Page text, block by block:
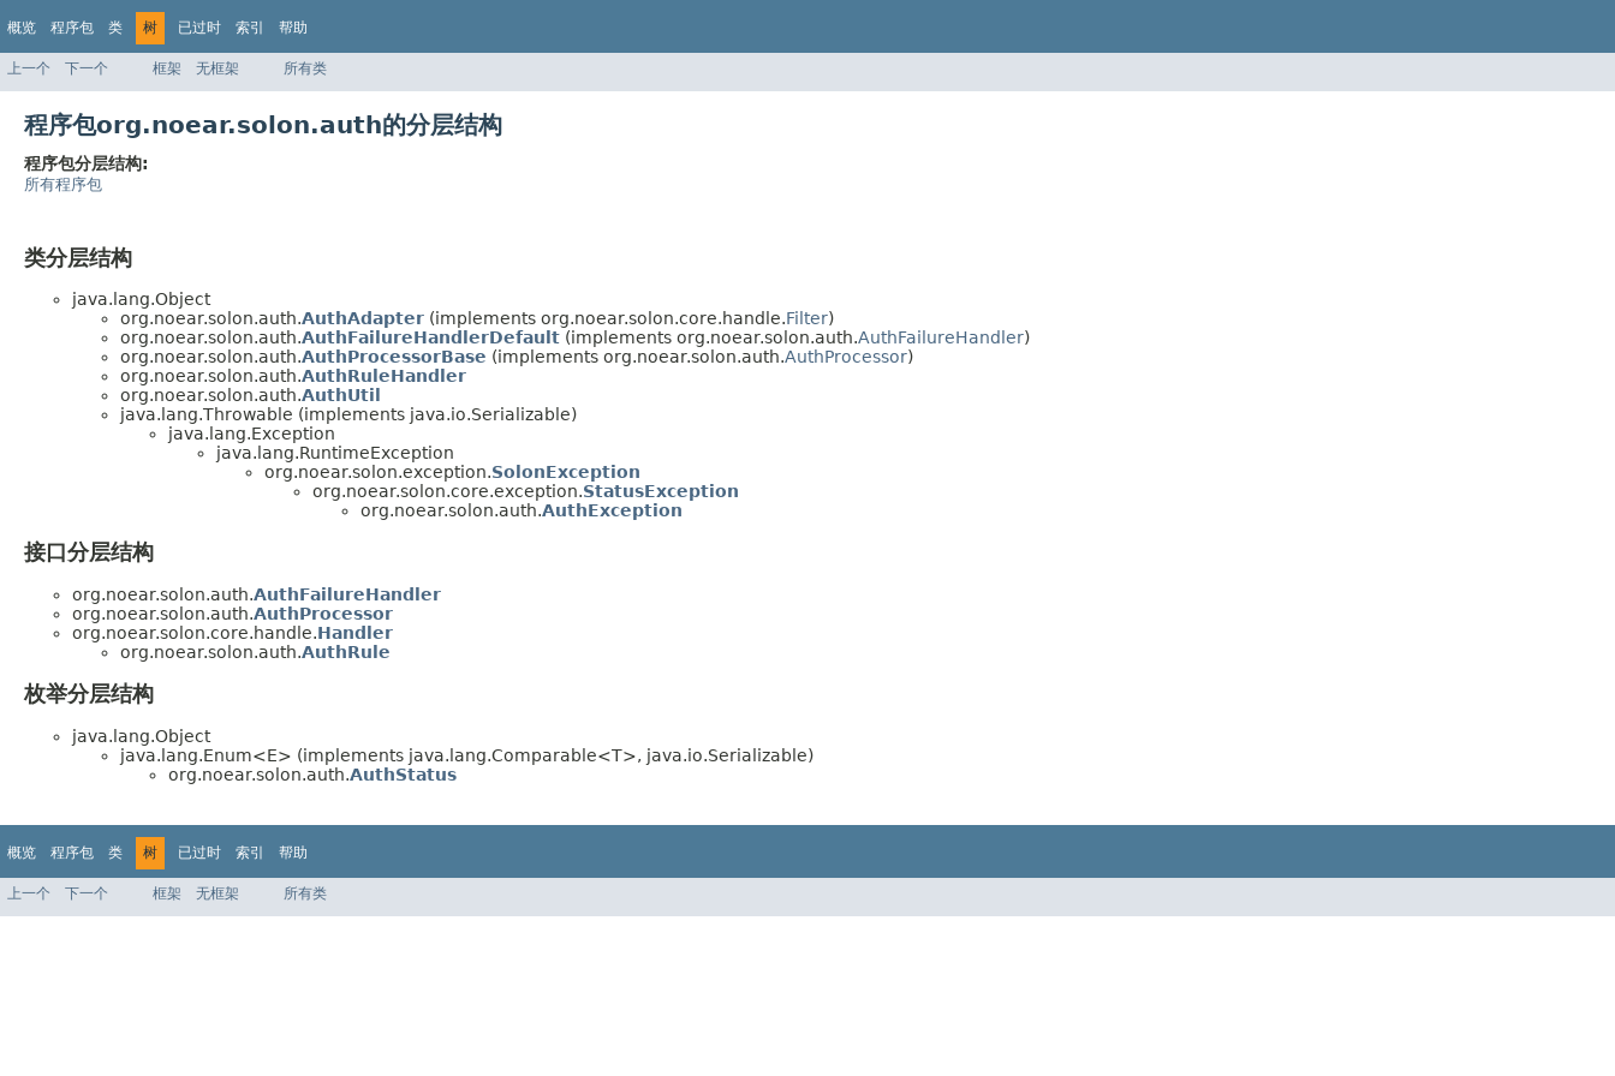
概览 程序包 类 树 已过时 索引 帮助
上一个 下一个 框架 无框架 所有类
程序包org.noear.solon.auth的分层结构
程序包分层结构:
所有程序包
类分层结构
java.lang.Object
org.noear.solon.auth.AuthAdapter (implements org.noear.solon.core.handle.Filter)
org.noear.solon.auth.AuthFailureHandlerDefault (implements org.noear.solon.auth.AuthFailureHandler)
org.noear.solon.auth.AuthProcessorBase (implements org.noear.solon.auth.AuthProcessor)
org.noear.solon.auth.AuthRuleHandler
org.noear.solon.auth.AuthUtil
java.lang.Throwable (implements java.io.Serializable)
java.lang.Exception
java.lang.RuntimeException
org.noear.solon.exception.SolonException
org.noear.solon.core.exception.StatusException
org.noear.solon.auth.AuthException
接口分层结构
org.noear.solon.auth.AuthFailureHandler
org.noear.solon.auth.AuthProcessor
org.noear.solon.core.handle.Handler
org.noear.solon.auth.AuthRule
枚举分层结构
java.lang.Object
java.lang.Enum<E> (implements java.lang.Comparable<T>, java.io.Serializable)
org.noear.solon.auth.AuthStatus
概览 程序包 类 树 已过时 索引 帮助
上一个 下一个 框架 无框架 所有类